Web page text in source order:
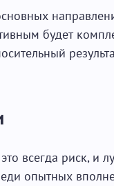
будет
всегда риск, и
опытных вполне